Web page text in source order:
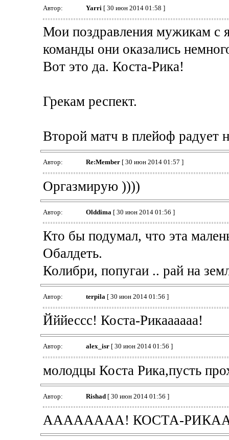
Автор: Yarri [ 30 июн 2014 01:58 ]
Мои поздравления мужикам с
команды они оказались
Вот это да. Коста-Рика!
Грекам респект.
Второй матч в плейоф радует
Автор: Re:Member[ 30 июн 2014 01:57 ]
Оргазмирую ))))
Автор: Olddima [ 30 июн 2014 01:56 ]
Кто бы подумал, что эта
Обалдеть.
Колибри, попугаи .. рай на
Автор: terpila [ 30 июн 2014 01:56 ]
Йййессс! Коста-Рикаааааа!
Автор: alex_isr[ 30 июн 2014 01:56 ]
молодцы Коста Рика,пусть
Автор: Rishad[ 30 июн 2014 01:56 ]
АААААААА! КОСТА-